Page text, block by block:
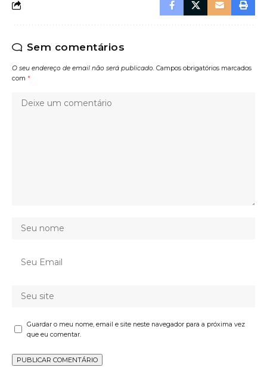
Sem comentários
O seu endereço de email não será publicado. Campos obrigatórios marcados
com *
Guardar o meu nome, email e site neste navegador para a próxima vez
que eu comentar.